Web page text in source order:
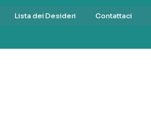
Lista dei Desideri Contattaci